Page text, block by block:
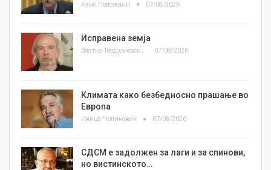
Азис Положани 07/08/2026
Исправена земја
Златко Теодосиевски 07/08/2026
Климата како безбедносно прашање во
Европа
Ивица Челиковиќ 07/08/2026
СДСМ е задолжен за лаги и за спинови,
но вистинското…